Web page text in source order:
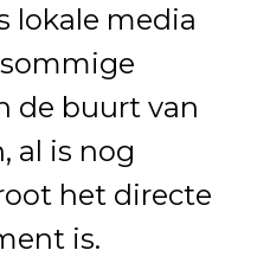
lokale media
de buurt van
al is nog
het directe
is.